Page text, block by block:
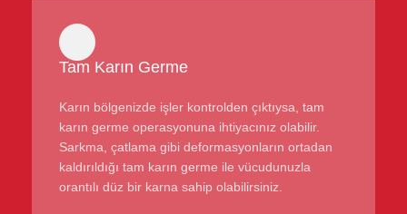
Tam Karın Germe
Karın bölgenizde işler kontrolden çıktıysa, tam
karın germe operasyonuna ihtiyacınız olabilir.
Sarkma, çatlama gibi deformasyonların ortadan
kaldırıldığı tam karın germe ile vücudunuzla
orantılı düz bir karna sahip olabilirsiniz.